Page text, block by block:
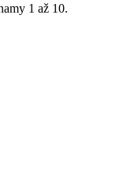
1 až 10.